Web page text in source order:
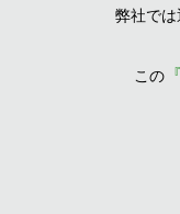
弊社では
この